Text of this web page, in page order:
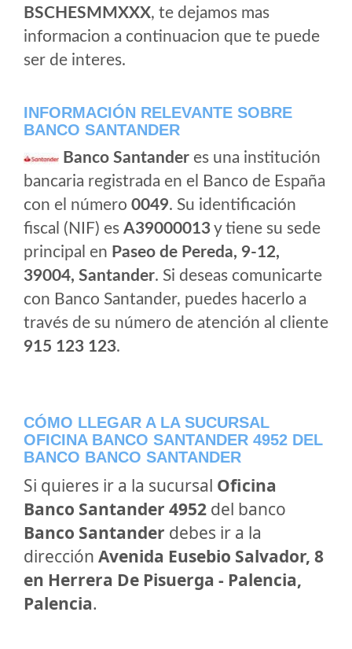
BSCHESMMXXX, te dejamos mas
informacion a continuacion que te puede
ser de interes.
INFORMACIÓN RELEVANTE SOBRE
BANCO SANTANDER
Banco Santander es una institución
bancaria registrada en el Banco de España
con el número 0049. Su identificación
fiscal (NIF) es A39000013y tiene su sede
principal en Paseo de Pereda, 9-12,
39004, Santander. Si deseas comunicarte
con Banco Santander, puedes hacerlo a
través de su número de atención al cliente
915 123 123.
CÓMO LLEGAR A LA SUCURSAL
OFICINA BANCO SANTANDER 4952 DEL
BANCO BANCO SANTANDER
Si quieres ir a la sucursal Oficina
Banco Santander 4952 del banco
Banco Santander debes ir a la
dirección Avenida Eusebio Salvador, 8
en Herrera De Pisuerga - Palencia,
Palencia.